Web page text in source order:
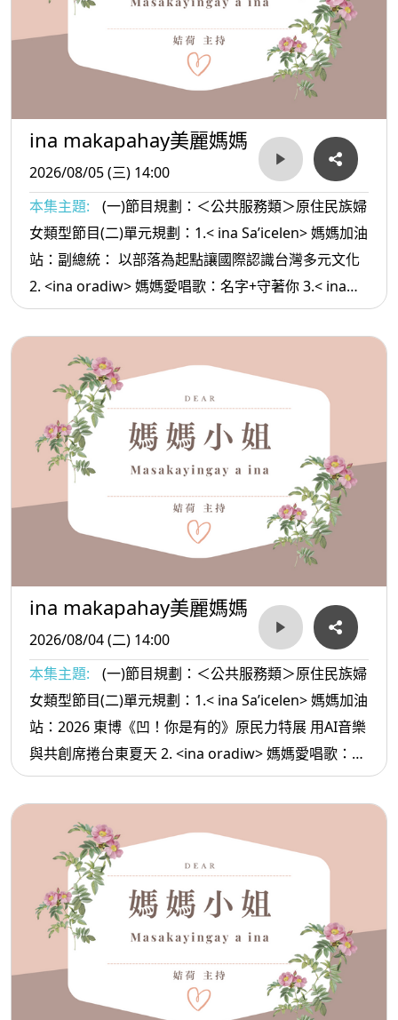
ina makapahay美麗媽媽
2026/08/05 (三) 14:00
本集主題:
(一)節目規劃：＜公共服務類＞原住民族婦
女類型節目(二)單元規劃：1.< ina Sa’icelen> 媽媽加油
站：副總統： 以部落為起點讓國際認識台灣多元文化
2. <ina oradiw> 媽媽愛唱歌：名字+守著你 3.< ina
Masa’sa >媽媽放輕鬆:當你越來越順利時
ina makapahay美麗媽媽
2026/08/04 (二) 14:00
本集主題:
(一)節目規劃：＜公共服務類＞原住民族婦
女類型節目(二)單元規劃：1.< ina Sa’icelen> 媽媽加油
站：2026 東博《凹！你是有的》原民力特展 用AI音樂
與共創席捲台東夏天 2. <ina oradiw> 媽媽愛唱歌：你
是誰的孩子+聚會歌 3.< ina Masa’sa >媽媽放輕鬆:夫
妻之間對話很重要